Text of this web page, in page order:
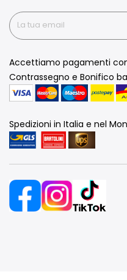
Accettiamo pagamenti
Contrassegno e Bonifico
Spedizioni in Italia e nel